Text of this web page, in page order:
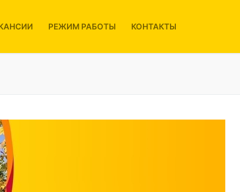
РЕЖИМ РАБОТЫ КОНТАКТЫ